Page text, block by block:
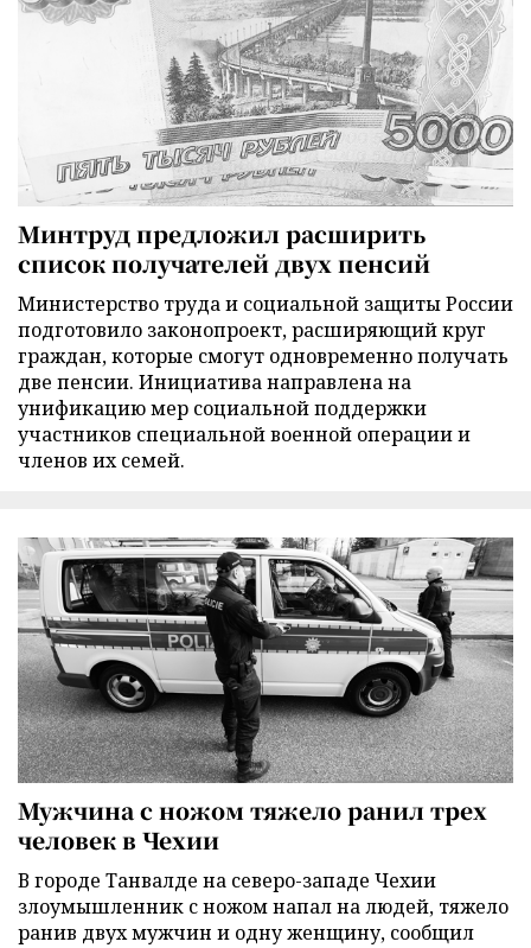
Минтруд предложил расширить
список получателей двух пенсий
Министерство труда и социальной защиты России
подготовило законопроект, расширяющий круг
граждан, которые смогут одновременно получать
две пенсии. Инициатива направлена на
унификацию мер социальной поддержки
участников специальной военной операции и
членов их семей.
Мужчина с ножом тяжело ранил трех
человек в Чехии
В городе Танвалде на северо-западе Чехии
злоумышленник с ножом напал на людей, тяжело
ранив двух мужчин и одну женщину, сообщил